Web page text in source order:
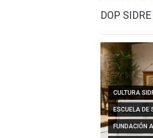
DOP
CULTURA
ESCUELA DE
FUNDACIÓN